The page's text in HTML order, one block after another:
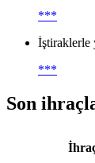
***
İştiraklerle
***
Son